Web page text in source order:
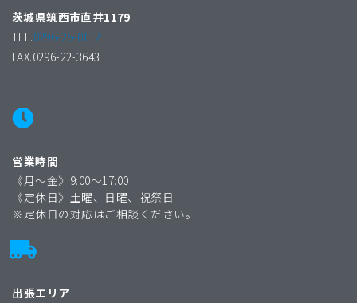
茨城県筑西市直井1179
TEL.0296-25-0112
FAX.0296-22-3643
営業時間
《月〜金》9:00〜17:00
《定休日》土曜、日曜、祝祭日
※定休日の対応はご相談ください。
出張エリア